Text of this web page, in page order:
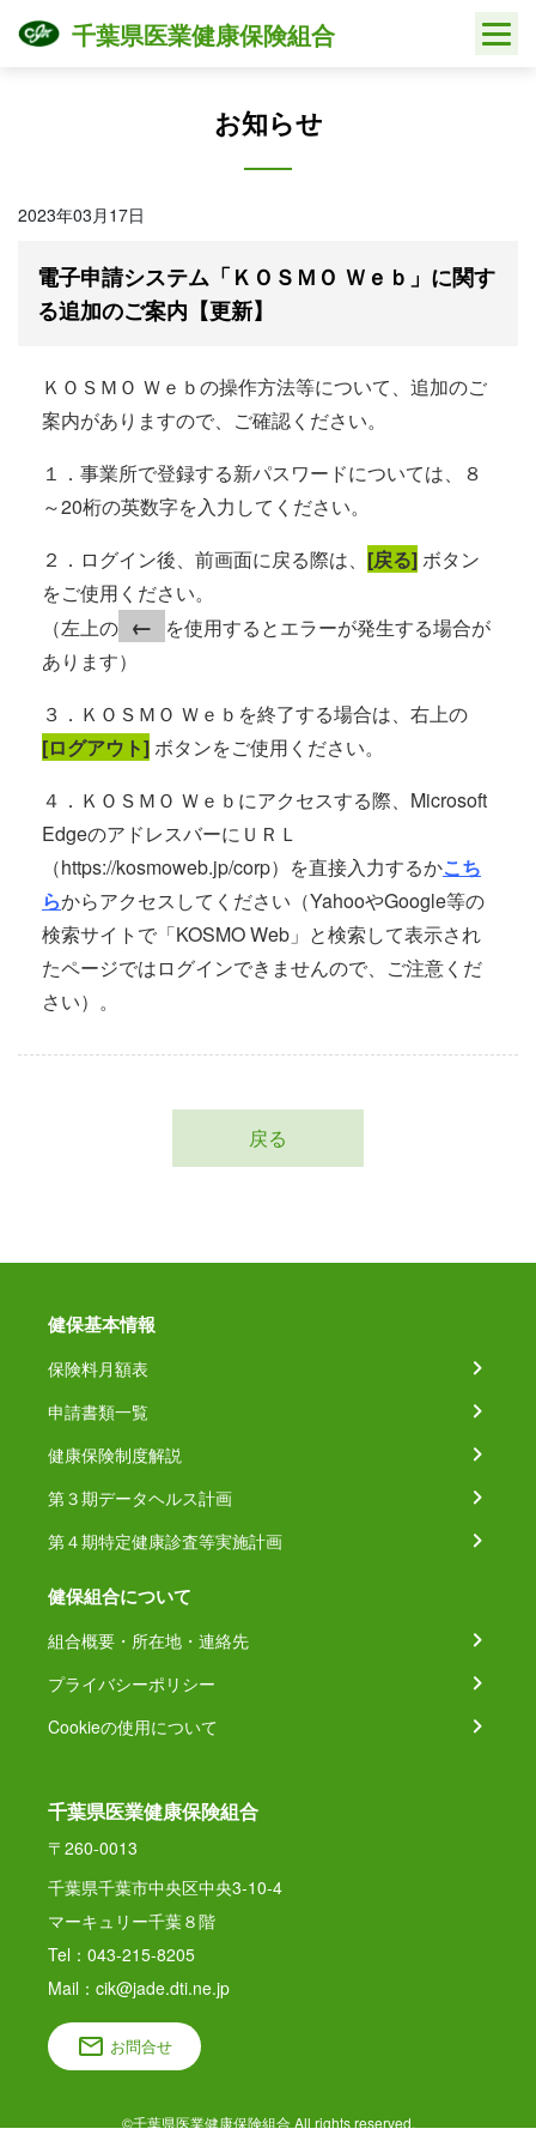
千葉県医業健康保険組合
お知らせ
2023年03月17日
電子申請システム「ＫＯＳＭＯ Ｗｅｂ」に関す
る追加のご案内【更新】
ＫＯＳＭＯ Ｗｅｂの操作方法等について、追加のご
案内がありますので、ご確認ください。
１．事業所で登録する新パスワードについては、８
～20桁の英数字を入力してください。
２．ログイン後、前画面に戻る際は、 [戻る]ボタン
をご使用ください。
（左上の ←
を使用するとエラーが発生する場合が
あります）
３．ＫＯＳＭＯ Ｗｅｂを終了する場合は、右上の
[ログアウト]ボタンをご使用ください。
４．ＫＯＳＭＯ Ｗｅｂにアクセスする際、Microsoft
EdgeのアドレスバーにＵＲＬ
（https://kosmoweb.jp/corp）を直接入力するかこち
らからアクセスしてください（YahooやGoogle等の
検索サイトで「KOSMO Web」と検索して表示され
たページではログインできませんので、ご注意くだ
さい）。
戻る
健保基本情報
保険料月額表
申請書類一覧
健康保険制度解説
第３期データヘルス計画
第４期特定健康診査等実施計画
健保組合について
組合概要・所在地・連絡先
プライバシーポリシー
Cookieの使用について
千葉県医業健康保険組合
〒260-0013
千葉県千葉市中央区中央3-10-4
マーキュリー千葉８階
Tel：043-215-8205
Mail：cik@jade.dti.ne.jp
お問合せ
©千葉県医業健康保険組合 All rights reserved.